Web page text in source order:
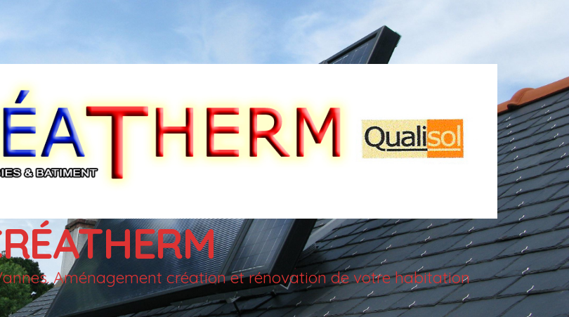
Aménagement création et rénovation de votre habitation